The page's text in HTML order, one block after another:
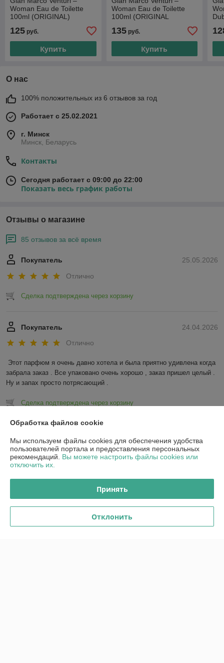
Woman Eau de Toilette
100ml (ORIGINAL)
125 руб.
Купить
Woman Eau de Toilette
100ml (ORIGINAL
135руб.
Купить
О нас
100% положительных из 6 отзывов за год
Работает с 25.02.2021
г. Минск
Минск, Беларусь
Контакты
Сегодня работает с 09:00 до 22:00
Показать весь график работы
Отзывы о магазине
85 отзывов за всё время
25.05.2026
Покупатель
Отлично
Сделка подтверждена через корзину
24.04.2026
Покупатель
Отлично
Этот парфюм я очень давно хотела и была приятно удивлена когда
забрала заказ . Все упаковано очень хорошо , заказ пришел целый .
Ну и запах просто потрясающий .
Сделка подтверждена через корзину
Показать все отзывы
О нас
Доставка и оплата
Обработка файлов cookie
Мы используем файлы cookies для обеспечения удобства
пользователей портала и предоставления персональных
рекомендаций. Вы можете настроить файлы cookies или
отключить их.
Принять
Отклонить